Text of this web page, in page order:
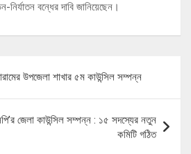
বন্ধের দাবি জানিয়েছেন।
উপজেলা শাখার ৫ম কাউন্সিল সম্পন্ন
জেলা কাউন্সিল সম্পন্ন : ১৫ সদস্যের নতুন
কমিটি গঠিত